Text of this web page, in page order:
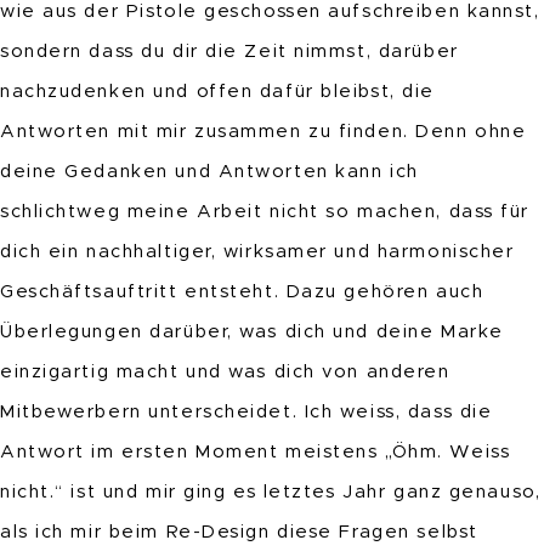
wie aus der Pistole geschossen aufschreiben kannst,
sondern dass du dir die Zeit nimmst, darüber
nachzudenken und offen dafür bleibst, die
Antworten mit mir zusammen zu finden. Denn ohne
deine Gedanken und Antworten kann ich
schlichtweg meine Arbeit nicht so machen, dass für
dich ein nachhaltiger, wirksamer und harmonischer
Geschäftsauftritt entsteht. Dazu gehören auch
Überlegungen darüber, was dich und deine Marke
einzigartig macht und was dich von anderen
Mitbewerbern unterscheidet. Ich weiss, dass die
Antwort im ersten Moment meistens „Öhm. Weiss
nicht.“ ist und mir ging es letztes Jahr ganz genauso,
als ich mir beim Re-Design diese Fragen selbst